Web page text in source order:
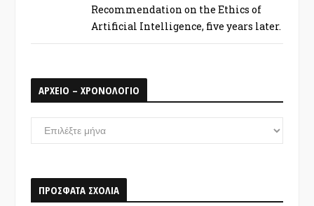
Recommendation on the Ethics of
Artificial Intelligence, five years later.
ΑΡΧΕΙΟ – ΧΡΟΝΟΛΟΓΙΟ
ΑΡΧΕΙΟ
–
ΠΡΟΣΦΑΤΑ ΣΧΟΛΙΑ